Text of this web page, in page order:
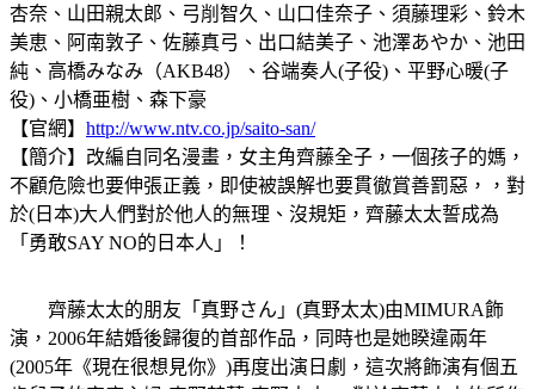
杏奈、山田親太郎、弓削智久、山口佳奈子、須藤理彩、鈴木
美恵、阿南敦子、佐藤真弓、出口結美子、池澤あやか、池田
純、高橋みなみ（AKB48）、谷端奏人(子役)、平野心暖(子
役)、小橋亜樹、森下豪
【官網】 http://www.ntv.co.jp/saito-san/
【簡介】改編自同名漫畫，女主角齊藤全子，一個孩子的媽，
不顧危險也要伸張正義，即使被誤解也要貫徹賞善罰惡，，對
於(日本)大人們對於他人的無理、沒規矩，齊藤太太誓成為
「勇敢SAY NO的日本人」！
齊藤太太的朋友「真野さん」(真野太太)由MIMURA飾
演，2006年結婚後歸復的首部作品，同時也是她睽違兩年
(2005年《現在很想見你》)再度出演日劇，這次將飾演有個五